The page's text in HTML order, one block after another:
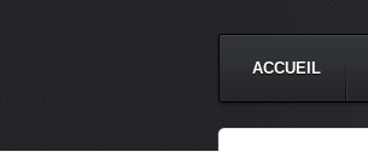
ACCUEIL